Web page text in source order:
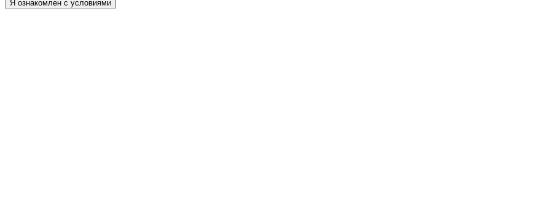
Я ознакомлен с условиями